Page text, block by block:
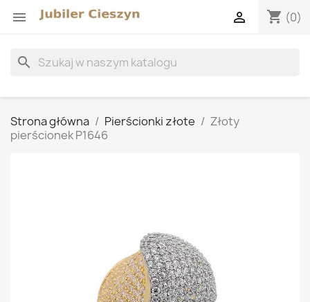
 shopping_cart (0)

search
Strona główna Pierścionki złote
Złoty
pierścionek P1646